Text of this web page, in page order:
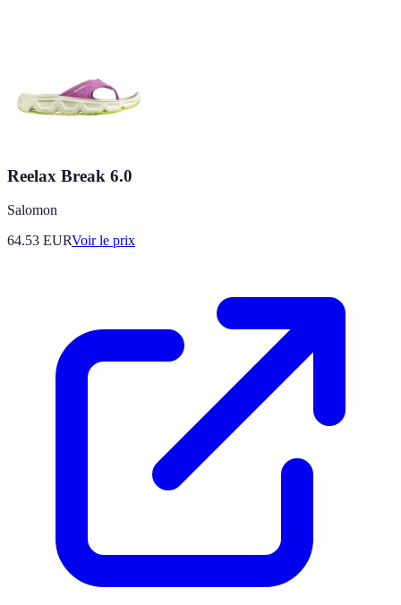
Reelax Break 6.0
Salomon
64.53 EURVoir le prix